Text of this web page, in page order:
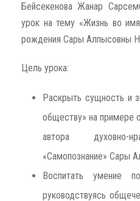
Бейсекенова Жанар
урок на тему «Жизнь во
рождения Сары Алпысовны
Цель урока:
Раскрыть сущность и
обществу» на примере
автора духовно-
«Самопознание» Сары
Воспитать умение
руководствуясь